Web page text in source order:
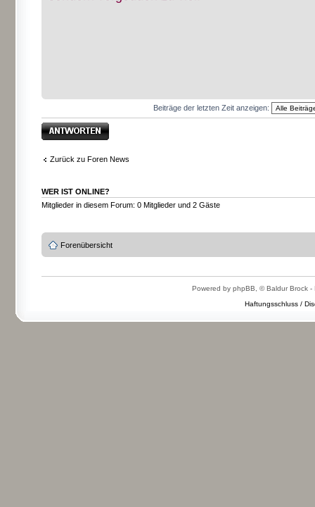
Beiträge der letzten Zeit anzeigen:
Antwort erstellen
Zurück zu Foren News
WER IST ONLINE?
Mitglieder in diesem Forum: 0 Mitglieder und 2 Gäste
Forenübersicht
Powered by phpBB, © Baldur Brock -
Haftungsschluss /